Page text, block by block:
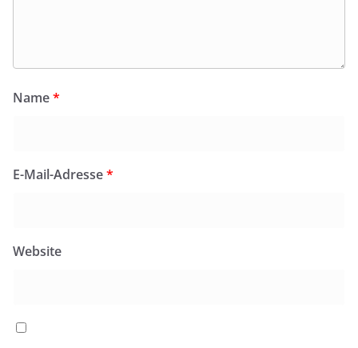
Name*
E-Mail-Adresse*
Website